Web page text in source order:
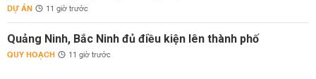
DỰ ÁN 11 giờ trước
Quảng Ninh, Bắc Ninh đủ điều kiện lên thành phố
QUY HOẠCH 11 giờ trước